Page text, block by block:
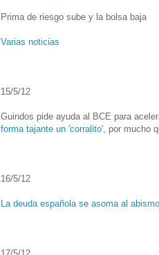
Prima de riesgo sube y la bolsa baja
Varias noticias
15/5/12
Guindos pide ayuda al BCE para
forma tajante un 'corralito', por mucho
16/5/12
La deuda española se asoma al abismo